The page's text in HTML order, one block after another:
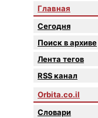
Главная
Сегодня
Поиск в архиве
Лента тегов
RSS канал
Orbita.co.il
Словари